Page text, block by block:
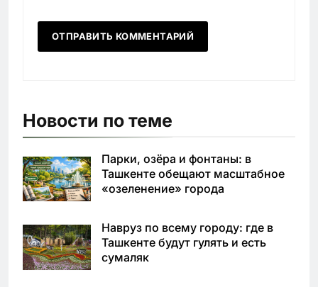
Новости по теме
Парки, озёра и фонтаны: в
Ташкенте обещают масштабное
«озеленение» города
Навруз по всему городу: где в
Ташкенте будут гулять и есть
сумаляк